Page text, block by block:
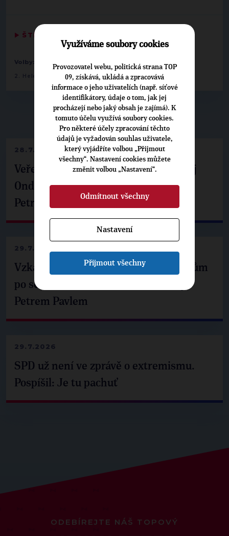
▶NEPŘEHLÉDNĚTE◀
28.7.2026
Veřejné finance, euro i školství. Matěj
Ondřej Havel jednal s prezidentem
Petrem Pavlem
29.7.2026
Vzkaz Matěje Ondřeje Havla příznivcům
po setkání s prezidentem republiky
Petrem Pavlem
29.7.2026
SPD už není ve zprávě o extremismu.
Pospíšil: Je tu pachuť
▶ ŠTÍTKY
Volby: 2013 poslanecká sněmovna Středočeský
2. Helena Langšádlová
ODEBÍREJTE NÁŠ TOPOVÝ
Využíváme soubory cookies
Provozovatel webu, politická strana TOP
09, získává, ukládá a zpracovává
informace o jeho uživatelích (např. síťové
identifikátory, údaje o tom, jak jej
procházejí nebo jaký obsah je zajímá). K
tomuto účelu využívá soubory cookies.
Pro některé účely zpracování těchto
údajů je vyžadován souhlas uživatele,
který vyjádříte volbou „Přijmout
všechny“. Nastavení cookies můžete
změnit volbou „Nastavení“.
Odmítnout všechny
Nastavení
Přijmout všechny